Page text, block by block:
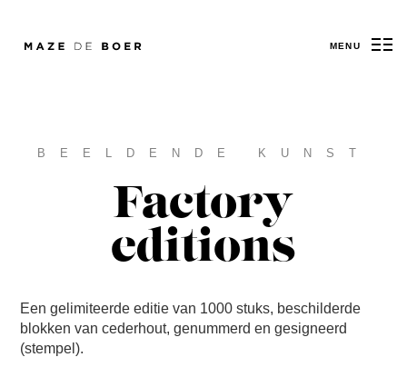
Maze de Boer MENU
BEELDENDE KUNST
Factory
editions
Een gelimiteerde editie van 1000 stuks, beschilderde
blokken van cederhout, genummerd en gesigneerd
(stempel).